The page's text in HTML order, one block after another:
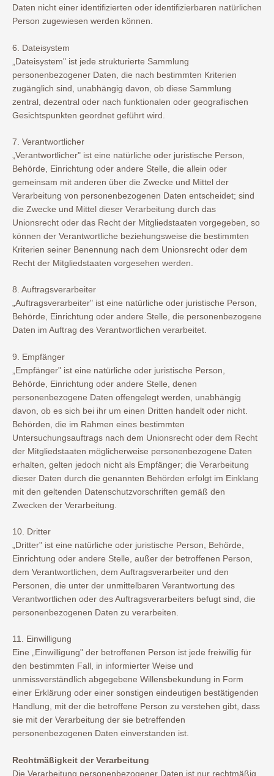
Daten nicht einer identifizierten oder identifizierbaren natürlichen
Person zugewiesen werden können.
6. Dateisystem
„Dateisystem" ist jede strukturierte Sammlung
personenbezogener Daten, die nach bestimmten Kriterien
zugänglich sind, unabhängig davon, ob diese Sammlung
zentral, dezentral oder nach funktionalen oder geografischen
Gesichtspunkten geordnet geführt wird.
7. Verantwortlicher
„Verantwortlicher" ist eine natürliche oder juristische Person,
Behörde, Einrichtung oder andere Stelle, die allein oder
gemeinsam mit anderen über die Zwecke und Mittel der
Verarbeitung von personenbezogenen Daten entscheidet; sind
die Zwecke und Mittel dieser Verarbeitung durch das
Unionsrecht oder das Recht der Mitgliedstaaten vorgegeben, so
können der Verantwortliche beziehungsweise die bestimmten
Kriterien seiner Benennung nach dem Unionsrecht oder dem
Recht der Mitgliedstaaten vorgesehen werden.
8. Auftragsverarbeiter
„Auftragsverarbeiter" ist eine natürliche oder juristische Person,
Behörde, Einrichtung oder andere Stelle, die personenbezogene
Daten im Auftrag des Verantwortlichen verarbeitet.
9. Empfänger
„Empfänger" ist eine natürliche oder juristische Person,
Behörde, Einrichtung oder andere Stelle, denen
personenbezogene Daten offengelegt werden, unabhängig
davon, ob es sich bei ihr um einen Dritten handelt oder nicht.
Behörden, die im Rahmen eines bestimmten
Untersuchungsauftrags nach dem Unionsrecht oder dem Recht
der Mitgliedstaaten möglicherweise personenbezogene Daten
erhalten, gelten jedoch nicht als Empfänger; die Verarbeitung
dieser Daten durch die genannten Behörden erfolgt im Einklang
mit den geltenden Datenschutzvorschriften gemäß den
Zwecken der Verarbeitung.
10. Dritter
„Dritter" ist eine natürliche oder juristische Person, Behörde,
Einrichtung oder andere Stelle, außer der betroffenen Person,
dem Verantwortlichen, dem Auftragsverarbeiter und den
Personen, die unter der unmittelbaren Verantwortung des
Verantwortlichen oder des Auftragsverarbeiters befugt sind, die
personenbezogenen Daten zu verarbeiten.
11. Einwilligung
Eine „Einwilligung" der betroffenen Person ist jede freiwillig für
den bestimmten Fall, in informierter Weise und
unmissverständlich abgegebene Willensbekundung in Form
einer Erklärung oder einer sonstigen eindeutigen bestätigenden
Handlung, mit der die betroffene Person zu verstehen gibt, dass
sie mit der Verarbeitung der sie betreffenden
personenbezogenen Daten einverstanden ist.
Rechtmäßigkeit der Verarbeitung
Die Verarbeitung personenbezogener Daten ist nur rechtmäßig,